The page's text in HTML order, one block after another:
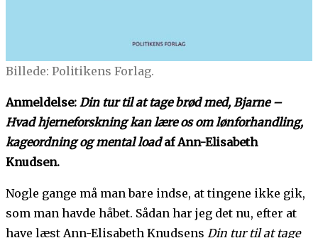
Billede: Politikens Forlag.
Anmeldelse: Din tur til at tage brød med, Bjarne –
Hvad hjerneforskning kan lære os om lønforhandling,
kageordning og mental load af Ann-Elisabeth
Knudsen.
Nogle gange må man bare indse, at tingene ikke gik,
som man havde håbet. Sådan har jeg det nu, efter at
have læst Ann-Elisabeth Knudsens Din tur til at tage